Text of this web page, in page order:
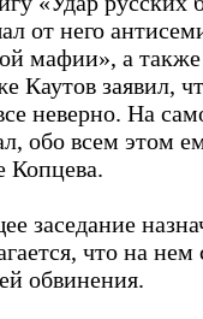
от него
мафии», а
Каутов заявил,
неверно. На
обо всем этом
Копцева.
заседание
что на
обвинения.